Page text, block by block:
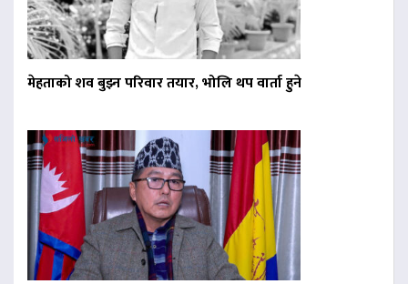
मेहताको शव बुझ्न परिवार तयार, भोलि थप वार्ता हुने